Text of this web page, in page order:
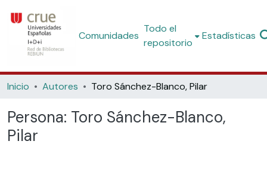
Comunidades
Todo el
repositorio
Estadísticas
Inicio Autores Toro Sánchez-Blanco, Pilar
Persona: Toro Sánchez-Blanco,
Pilar